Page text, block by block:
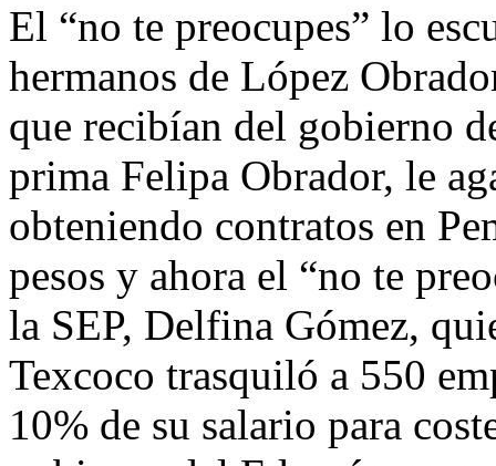
El “no te preocupes” lo
hermanos de López
que recibían del gobierno
prima Felipa Obrador, le
obteniendo contratos en
pesos y ahora el “no te
la SEP, Delfina Gómez,
Texcoco trasquiló a 550
10% de su salario para